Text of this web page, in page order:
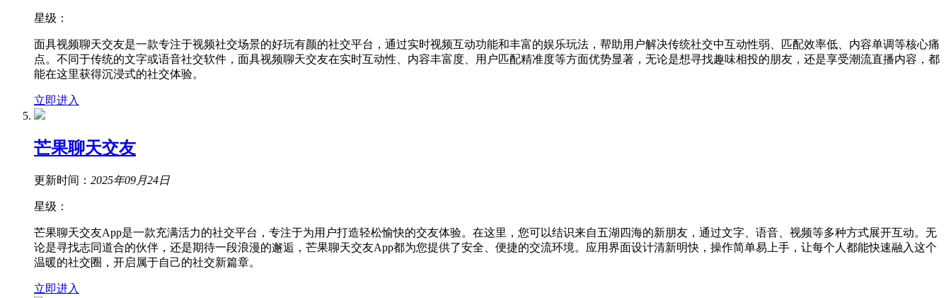
星级：
面具视频聊天交友是一款专注于视频社交场景的好玩有颜的社交平台，通过实时视频互动功能和丰富的娱乐玩法，帮助用户解决传统社交中互动性弱、匹配效率低、内容单调等核心痛
点。​不同于传统的文字或语音社交软件，面具视频聊天交友在实时互动性、内容丰富度、用户匹配精准度等方面优势显著，无论是想寻找趣味相投的朋友，还是享受潮流直播内容，都
能在这里获得沉浸式的社交体验。
立即进入
芒果聊天交友
更新时间： 2025年09月24日
星级：
芒果聊天交友App是一款充满活力的社交平台，专注于为用户打造轻松愉快的交友体验。在这里，您可以结识来自五湖四海的新朋友，通过文字、语音、视频等多种方式展开互动。无
论是寻找志同道合的伙伴，还是期待一段浪漫的邂逅，芒果聊天交友App都为您提供了安全、便捷的交流环境。应用界面设计清新明快，操作简单易上手，让每个人都能快速融入这个
温暖的社交圈，开启属于自己的社交新篇章。
立即进入